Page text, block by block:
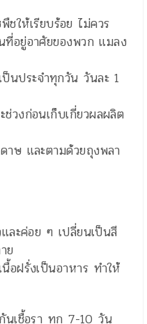
ให้เรียบร้อย ไม่ควร
ที่อยู่อาศัยของพวก แมลง
นประจำทุกวัน วันละ 1
วงก่อนเก็บเกี่ยวผลผลิต
าษ และตามด้วยถุงพลา
และค่อย ๆ เปลี่ยนเป็นสี
ย
อฝรั่งเป็นอาหาร ทำให้
นเชื้อรา ทุก 7-10 วัน